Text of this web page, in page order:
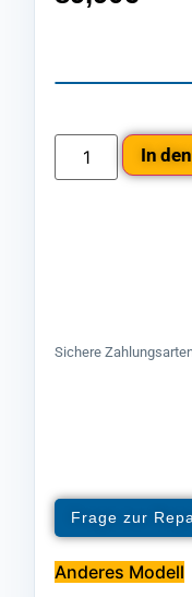
In
Sichere
Frage zur
Anderes Modell